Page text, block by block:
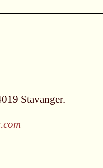
Stavanger.